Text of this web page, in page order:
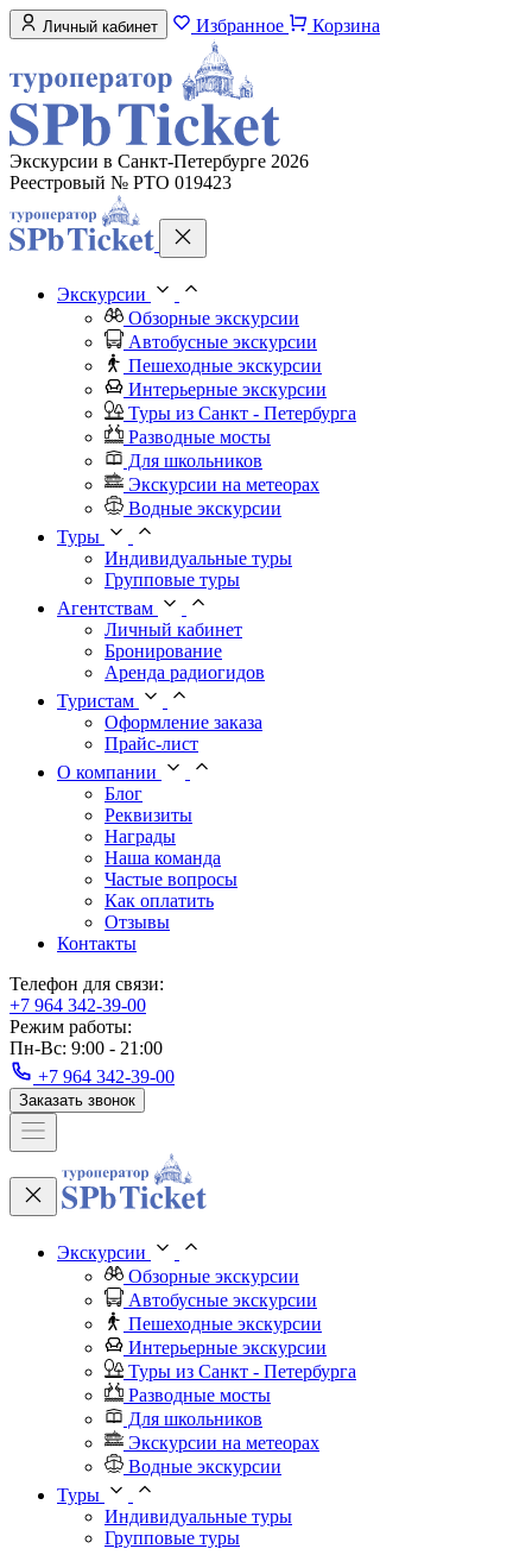
Личный кабинет Избранное Корзина
Экскурсии в Санкт-Петербурге 2026
Реестровый № РТО 019423
Экскурсии
Обзорные экскурсии
Автобусные экскурсии
Пешеходные экскурсии
Интерьерные экскурсии
Туры из Санкт - Петербурга
Разводные мосты
Для школьников
Экскурсии на метеорах
Водные экскурсии
Туры
Индивидуальные туры
Групповые туры
Агентствам
Личный кабинет
Бронирование
Аренда радиогидов
Туристам
Оформление заказа
Прайс-лист
О компании
Блог
Реквизиты
Награды
Наша команда
Частые вопросы
Как оплатить
Отзывы
Контакты
Телефон для связи:
+7 964 342-39-00
Режим работы:
Пн-Вс: 9:00 - 21:00
+7 964 342-39-00
Заказать звонок
Экскурсии
Обзорные экскурсии
Автобусные экскурсии
Пешеходные экскурсии
Интерьерные экскурсии
Туры из Санкт - Петербурга
Разводные мосты
Для школьников
Экскурсии на метеорах
Водные экскурсии
Туры
Индивидуальные туры
Групповые туры